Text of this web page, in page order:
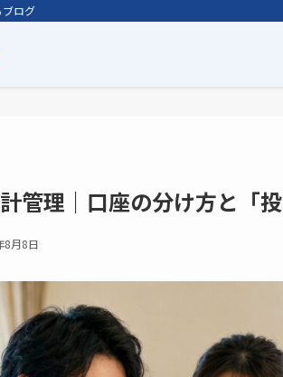
ログ
管理｜口座の分け方と「
8月8日